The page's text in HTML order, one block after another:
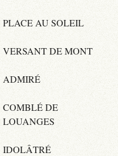
PLACE AU SOLEIL
VERSANT DE MONT
ADMIRÉ
COMBLÉ DE
LOUANGES
IDOLÂTRÉ